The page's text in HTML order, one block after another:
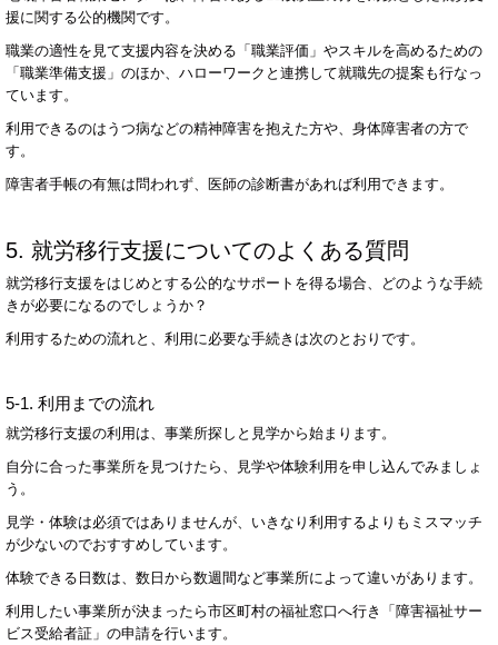
援に関する公的機関です。
職業の適性を見て支援内容を決める「職業評価」やスキルを高めるための
「職業準備支援」のほか、ハローワークと連携して就職先の提案も行なっ
ています。
利用できるのはうつ病などの精神障害を抱えた方や、身体障害者の方で
す。
障害者手帳の有無は問われず、医師の診断書があれば利用できます。
5. 就労移行支援についてのよくある質問
就労移行支援をはじめとする公的なサポートを得る場合、どのような手続
きが必要になるのでしょうか？
利用するための流れと、利用に必要な手続きは次のとおりです。
5-1. 利用までの流れ
就労移行支援の利用は、事業所探しと見学から始まります。
自分に合った事業所を見つけたら、見学や体験利用を申し込んでみましょ
う。
見学・体験は必須ではありませんが、いきなり利用するよりもミスマッチ
が少ないのでおすすめしています。
体験できる日数は、数日から数週間など事業所によって違いがあります。
利用したい事業所が決まったら市区町村の福祉窓口へ行き「障害福祉サー
ビス受給者証」の申請を行います。